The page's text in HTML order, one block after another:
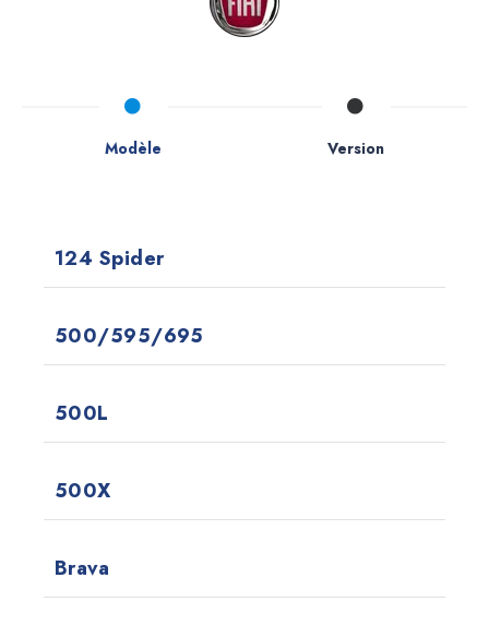
Modèle Version
124 Spider
500/595/695
500L
500X
Brava